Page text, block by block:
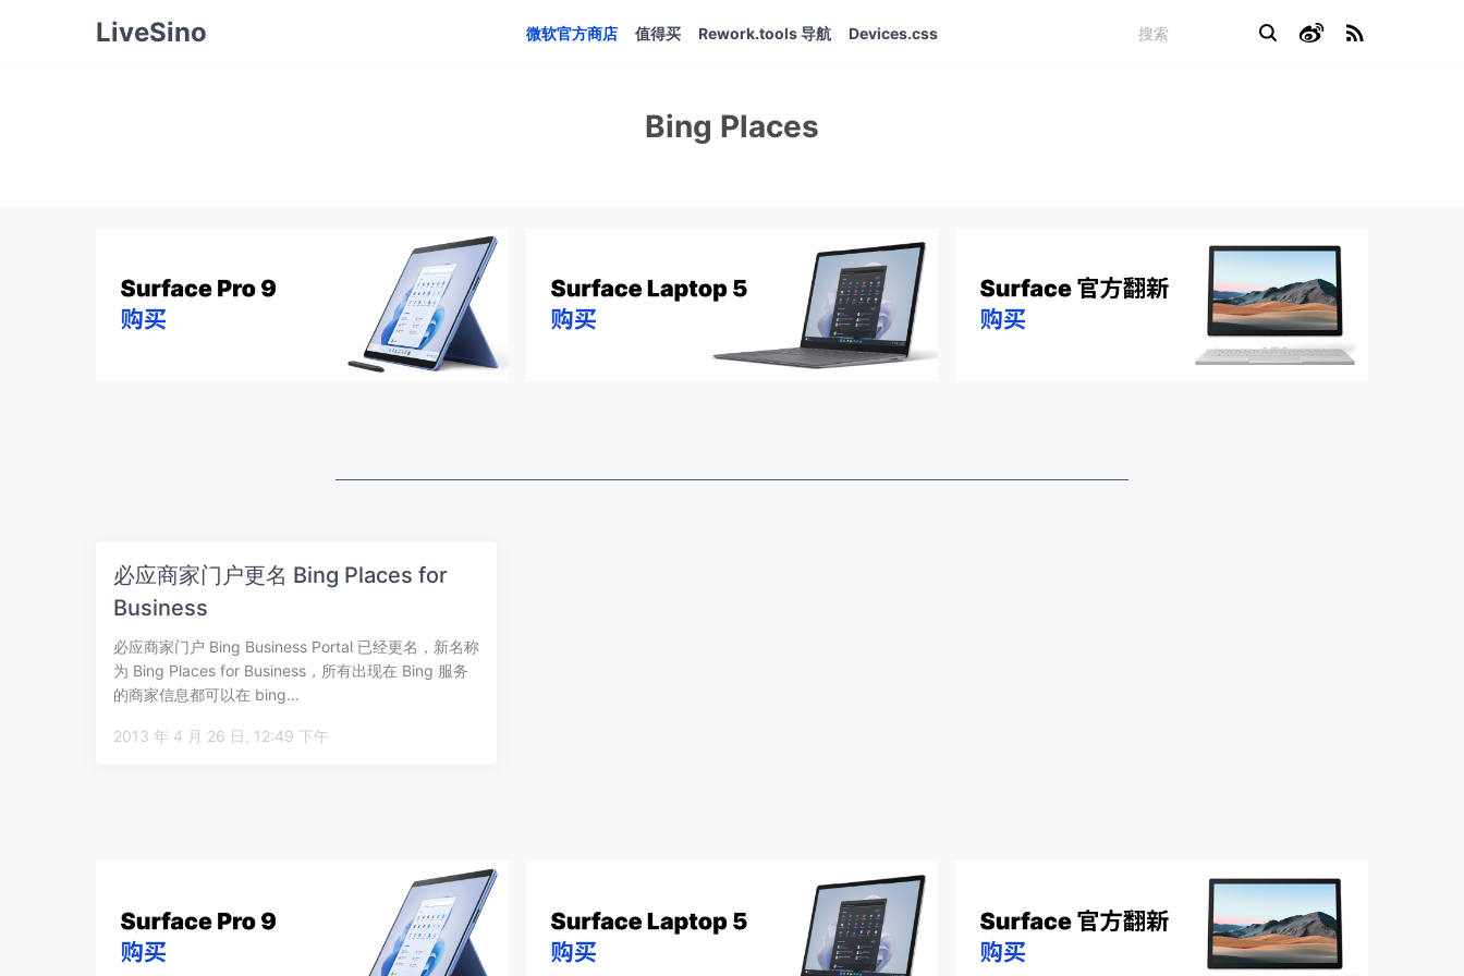
LiveSino 微软官方商店 值得买 Rework.tools 导航 Devices.css
Bing Places
必应商家门户更名 Bing Places for
Business
必应商家门户 Bing Business Portal 已经更名，新名称
为 Bing Places for Business，所有出现在 Bing 服务
的商家信息都可以在 bing…
2013 年 4 月 26 日, 12:49 下午